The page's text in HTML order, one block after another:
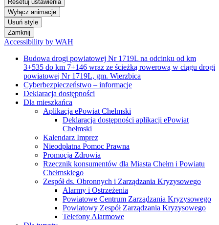
Resetuj ustawienia
Wyłącz animacje
Usuń style
Zamknij
Accessibility by WAH
Budowa drogi powiatowej Nr 1719L na odcinku od km
3+535 do km 7+146 wraz ze ścieżką rowerową w ciągu drogi
powiatowej Nr 1719L, gm. Wierzbica
Cyberbezpieczeństwo – informacje
Deklaracja dostępności
Dla mieszkańca
Aplikacja ePowiat Chełmski
Deklaracja dostępności aplikacji ePowiat
Chełmski
Kalendarz Imprez
Nieodpłatna Pomoc Prawna
Promocja Zdrowia
Rzecznik konsumentów dla Miasta Chełm i Powiatu
Chełmskiego
Zespół ds. Obronnych i Zarządzania Kryzysowego
Alarmy i Ostrzeżenia
Powiatowe Centrum Zarządzania Kryzysowego
Powiatowy Zespół Zarządzania Kryzysowego
Telefony Alarmowe